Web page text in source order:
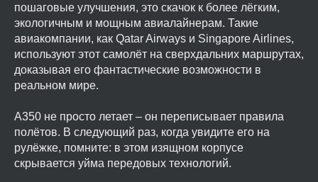
пошаговые улучшения, это скачок к более лёгким,
экологичным и мощным авиалайнерам. Такие
авиакомпании, как Qatar Airways и Singapore Airlines,
используют этот самолёт на сверхдальних маршрутах,
доказывая его фантастические возможности в
реальном мире.
A350 не просто летает – он переписывает правила
полётов. В следующий раз, когда увидите его на
рулёжке, помните: в этом изящном корпусе
скрывается уйма передовых технологий.